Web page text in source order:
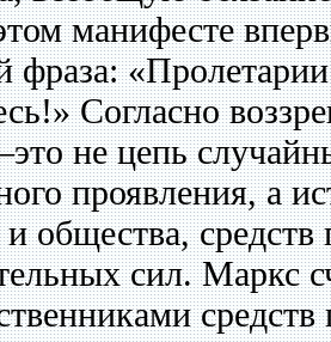
манифесте
фраза:
Согласно
не цепь
проявления, а
общества, средств
сил. Маркс